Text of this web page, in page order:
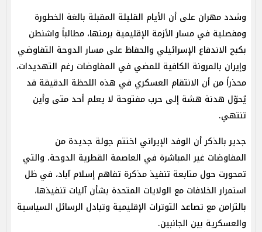
وشدد مهران على أن الأيام القليلة المقبلة بالغة الخطورة
ومفصلية في مسار الأزمة الإقليمية برمتها، مطالباً واشنطن
بكبح الاندفاع الإسرائيلي والحفاظ على مسار الدوحة التفاوضي
وإيران بالمرونة الكافية للمضي في المفاوضات رغم التهديدات،
محذراً من أن الانتقام العسكري في هذه اللحظة الدقيقة قد
يُحوّل هدنة هشة إلى حرب مفتوحة لا يعلم أحد متى وأين
تنتهي.
جدير بالذكر أن الوفد الإيراني اختتم جولة جديدة من
المفاوضات غير المباشرة في العاصمة القطرية الدوحة، والتي
تمحورت حول متابعة تنفيذ مذكرة تفاهم إسلام آباد، في ظل
استمرار الخلافات مع الولايات المتحدة بشأن آليات تنفيذها،
بالتزامن مع تصاعد التوترات الإقليمية وتبادل الرسائل السياسية
والعسكرية بين الجانبين.